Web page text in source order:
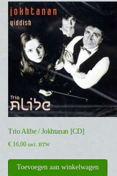
Trio Alibe / Jokhtanan [CD]
€16,00 incl. BTW
Toevoegen aan winkelwagen